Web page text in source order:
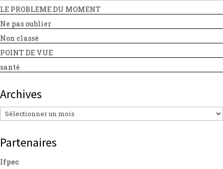
LE PROBLEME DU MOMENT
Ne pas oublier
Non classé
POINT DE VUE
santé
Archives
Archives
Partenaires
Ifpec